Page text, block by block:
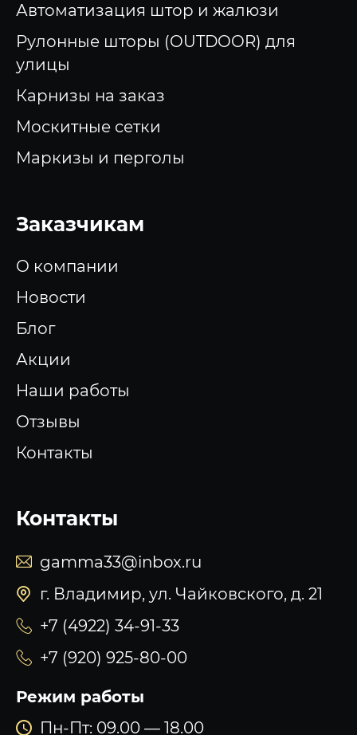
Автоматизация штор и жалюзи
Рулонные шторы (OUTDOOR) для
улицы
Карнизы на заказ
Москитные сетки
Маркизы и перголы
Заказчикам
О компании
Новости
Блог
Акции
Наши работы
Отзывы
Контакты
Контакты
gamma33@inbox.ru
г. Владимир, ул. Чайковского, д. 21
+7 (4922) 34-91-33
+7 (920) 925-80-00
Режим работы
Пн-Пт: 09.00 — 18.00